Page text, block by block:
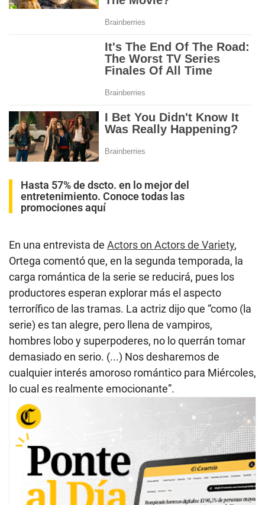
Hasta 57% de dscto. en lo mejor del
entretenimiento. Conoce todas las
promociones aquí
En una entrevista de Actors on Actors de Variety,
Ortega comentó que, en la segunda temporada, la
carga romántica de la serie se reducirá, pues los
productores esperan explorar más el aspecto
terrorífico de las tramas. La actriz dijo que “como (la
serie) es tan alegre, pero llena de vampiros,
hombres lobo y superpoderes, no lo querrán tomar
demasiado en serio. (...) Nos desharemos de
cualquier interés amoroso romántico para Miércoles,
lo cual es realmente emocionante”.